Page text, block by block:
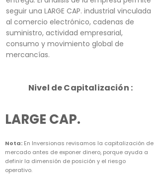
seguir una LARGE CAP. industrial vinculada
al comercio electrónico, cadenas de
suministro, actividad empresarial,
consumo y movimiento global de
mercancías.
Nivel de Capitalización :
LARGE CAP.
Nota: En Inversionas revisamos la capitalización de
mercado antes de exponer dinero, porque ayuda a
definir la dimensión de posición y el riesgo
operativo.